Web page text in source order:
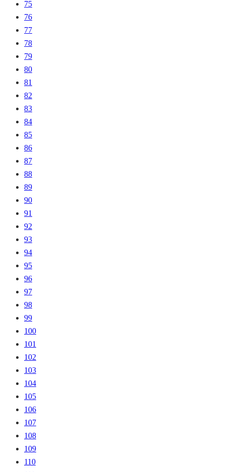
75
76
77
78
79
80
81
82
83
84
85
86
87
88
89
90
91
92
93
94
95
96
97
98
99
100
101
102
103
104
105
106
107
108
109
110